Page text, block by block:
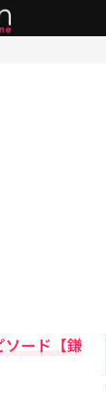
ード【鎌